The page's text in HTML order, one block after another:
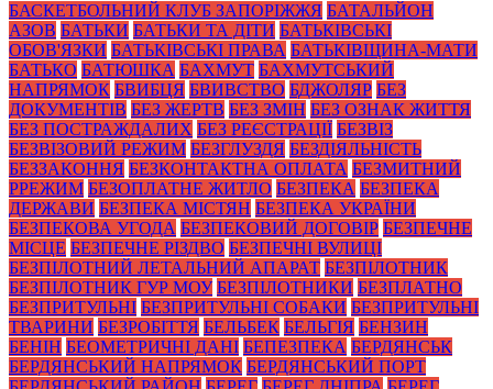
БАСКЕТБОЛЬНИЙ КЛУБ ЗАПОРІЖЖЯ БАТАЛЬЙОН
АЗОВ БАТЬКИ БАТЬКИ ТА ДІТИ БАТЬКІВСЬКІ
ОБОВ'ЯЗКИ БАТЬКІВСЬКІ ПРАВА БАТЬКІВЩИНА-МАТИ
БАТЬКО БАТЮШКА БАХМУТ БАХМУТСЬКИЙ
НАПРЯМОК БВИБЦЯ БВИВСТВО БДЖОЛЯР БЕЗ
ДОКУМЕНТІВ БЕЗ ЖЕРТВ БЕЗ ЗМІН БЕЗ ОЗНАК ЖИТТЯ
БЕЗ ПОСТРАЖДАЛИХ БЕЗ РЕЄСТРАЦІЇ БЕЗВІЗ
БЕЗВІЗОВИЙ РЕЖИМ БЕЗГЛУЗДЯ БЕЗДІЯЛЬНІСТЬ
БЕЗЗАКОННЯ БЕЗКОНТАКТНА ОПЛАТА БЕЗМИТНИЙ
РРЕЖИМ БЕЗОПЛАТНЕ ЖИТЛО БЕЗПЕКА БЕЗПЕКА
ДЕРЖАВИ БЕЗПЕКА МІСТЯН БЕЗПЕКА УКРАЇНИ
БЕЗПЕКОВА УГОДА БЕЗПЕКОВИЙ ДОГОВІР БЕЗПЕЧНЕ
МІСЦЕ БЕЗПЕЧНЕ РІЗДВО БЕЗПЕЧНІ ВУЛИЦІ
БЕЗПІЛОТНИЙ ЛЕТАЛЬНИЙ АПАРАТ БЕЗПІЛОТНИК
БЕЗПІЛОТНИК ГУР МОУ БЕЗПІЛОТНИКИ БЕЗПЛАТНО
БЕЗПРИТУЛЬНІ БЕЗПРИТУЛЬНІ СОБАКИ БЕЗПРИТУЛЬНІ
ТВАРИНИ БЕЗРОБІТТЯ БЕЛЬБЕК БЕЛЬГІЯ БЕНЗИН
БЕНІН БЕОМЕТРИЧНІ ДАНІ БЕПЕЗПЕКА БЕРДЯНСЬК
БЕРДЯНСЬКИЙ НАПРЯМОК БЕРДЯНСЬКИЙ ПОРТ